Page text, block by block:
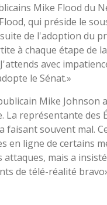
Mike Flood du
qui préside le
de l'adoption du
à chaque étape de
avec
le Sénat.»
Mike
représentante des
faisant souvent mal.
en ligne de certains
mais a
de télé-réalité